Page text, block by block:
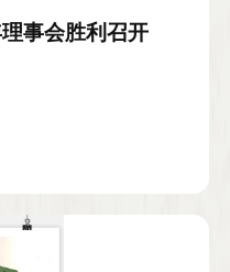
事会胜利召开